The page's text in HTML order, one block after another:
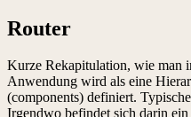
Router
Kurze Rekapitulation, wie man
Anwendung wird als eine
(components) definiert.
Irgendwo befindet sich darin